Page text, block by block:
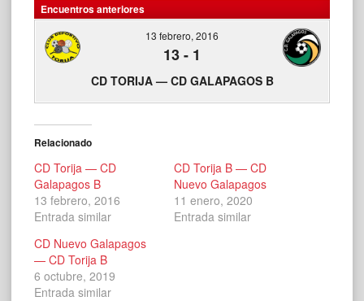
Encuentros anteriores
13 febrero, 2016
13- 1
CD TORIJA — CD GALAPAGOS B
Relacionado
CD Torija — CD
Galapagos B
13 febrero, 2016
Entrada similar
CD Torija B — CD
Nuevo Galapagos
11 enero, 2020
Entrada similar
CD Nuevo Galapagos
— CD Torija B
6 octubre, 2019
Entrada similar